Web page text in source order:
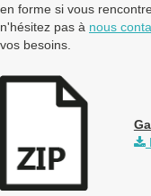
en forme si vous
n'hésitez pas à nous
vos besoins.